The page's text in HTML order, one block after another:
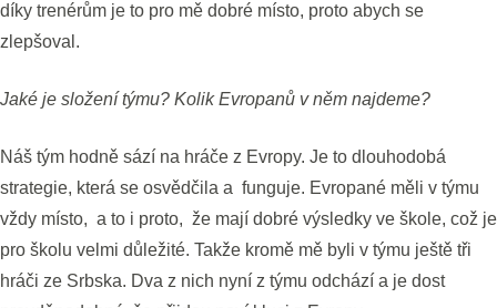
díky trenérům je to pro mě dobré místo, proto abych se
zlepšoval.
Jaké je složení týmu? Kolik Evropanů v něm najdeme?
Náš tým hodně sází na hráče z Evropy. Je to dlouhodobá
strategie, která se osvědčila a funguje. Evropané měli v týmu
vždy místo, a to i proto, že mají dobré výsledky ve škole, což je
pro školu velmi důležité. Takže kromě mě byli v týmu ještě tři
hráči ze Srbska. Dva z nich nyní z týmu odchází a je dost